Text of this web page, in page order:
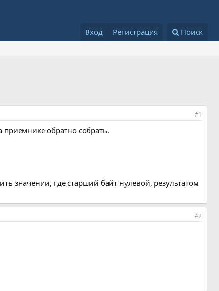
Вход Регистрация Поиск
#1
приемнике обратно собрать.
значении, где старший байт нулевой, результатом
#2